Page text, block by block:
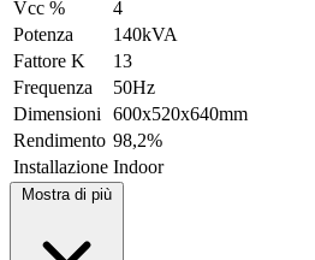
Vcc %
4
Potenza
140kVA
Fattore K
13
Frequenza
50Hz
Dimensioni
600x520x640mm
Rendimento 98,2%
Installazione Indoor
Mostra di più